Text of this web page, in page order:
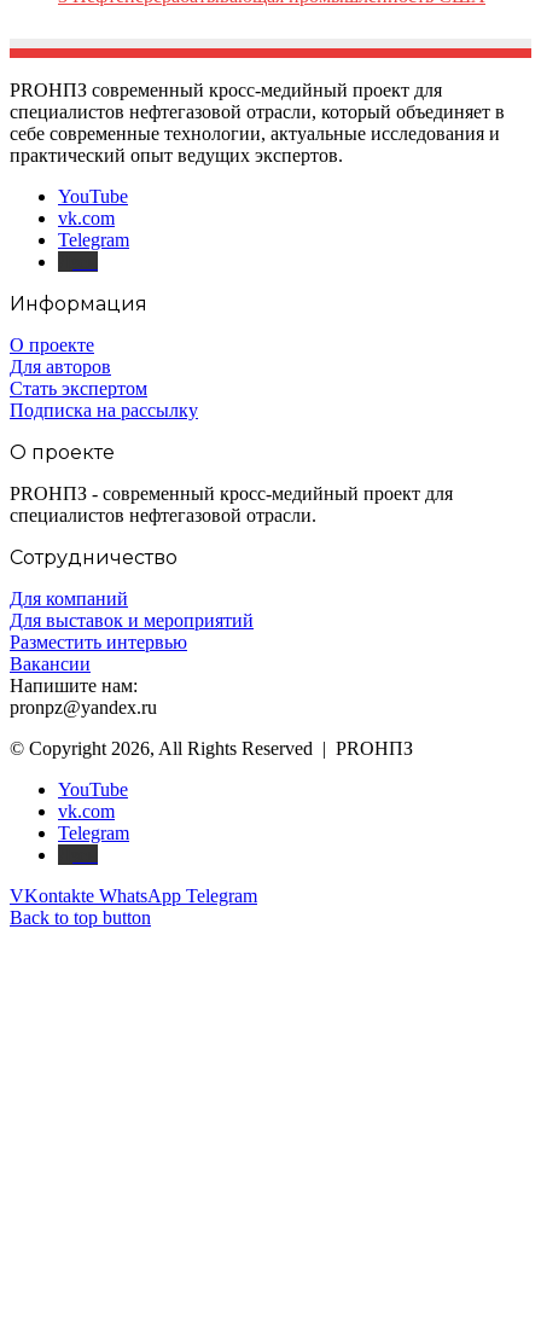
PROНПЗ современный кросс-медийный проект для
специалистов нефтегазовой отрасли, который объединяет в
себе современные технологии, актуальные исследования и
практический опыт ведущих экспертов.
YouTube
vk.com
Telegram
Информация
О проекте
Для авторов
Стать экспертом
Подписка на рассылку
О проекте
PROНПЗ - современный кросс-медийный проект для
специалистов нефтегазовой отрасли.
Сотрудничество
Для компаний
Для выставок и мероприятий
Разместить интервью
Вакансии
Напишите нам:
pronpz@yandex.ru
© Copyright 2026, All Rights Reserved | PROНПЗ
YouTube
vk.com
Telegram
VKontakte WhatsApp Telegram
Back to top button